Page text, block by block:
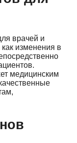
врачей и
изменения в
медицинским